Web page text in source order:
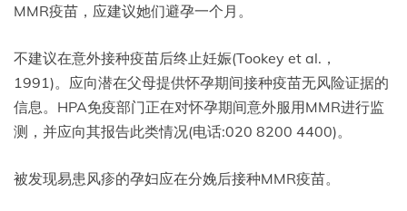
MMR疫苗，应建议她们避孕一个月。
不建议在意外接种疫苗后终止妊娠(Tookey et al.，
1991)。应向潜在父母提供怀孕期间接种疫苗无风险证据的
信息。HPA免疫部门正在对怀孕期间意外服用MMR进行监
测，并应向其报告此类情况(电话:020 8200 4400)。
被发现易患风疹的孕妇应在分娩后接种MMR疫苗。